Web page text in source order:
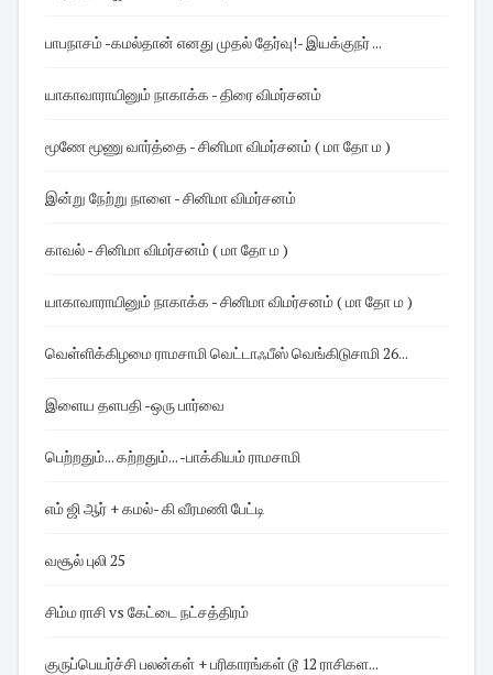
பாபநாசம் -கமல்தான் எனது முதல் தேர்வு! - இயக்குநர் ...
யாகாவாராயினும் நாகாக்க - திரை விமர்சனம்
மூணே மூணு வார்த்தை - சினிமா விமர்சனம் ( மா தோ ம )
இன்று நேற்று நாளை - சினிமா விமர்சனம்
காவல் - சினிமா விமர்சனம் ( மா தோ ம )
யாகாவாராயினும் நாகாக்க - சினிமா விமர்சனம் ( மா தோ ம )
வெள்ளிக்கிழமை ராமசாமி வெட்டாஃபீஸ் வெங்கிடுசாமி 26...
இளைய தளபதி -ஒரு பார்வை
பெற்றதும்... கற்றதும்... -பாக்கியம் ராமசாமி
எம் ஜி ஆர் + கமல்- கி வீரமணி பேட்டி
வசூல் புலி 25
சிம்ம ராசி vs கேட்டை நட்சத்திரம்
குருப்பெயர்ச்சி பலன்கள் + பரிகாரங்கள் டூ 12 ராசிகள...